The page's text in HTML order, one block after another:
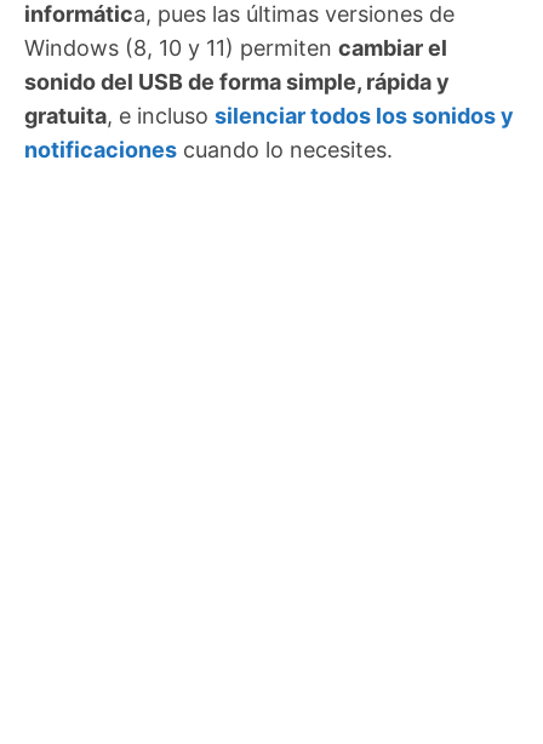
informática, pues las últimas versiones de
Windows (8, 10 y 11) permiten cambiar el
sonido del USB de forma simple, rápida y
gratuita, e incluso silenciar todos los sonidos y
notificaciones cuando lo necesites.